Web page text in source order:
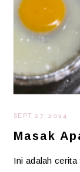
SEPT 27, 2024
Masak
Ini adalah